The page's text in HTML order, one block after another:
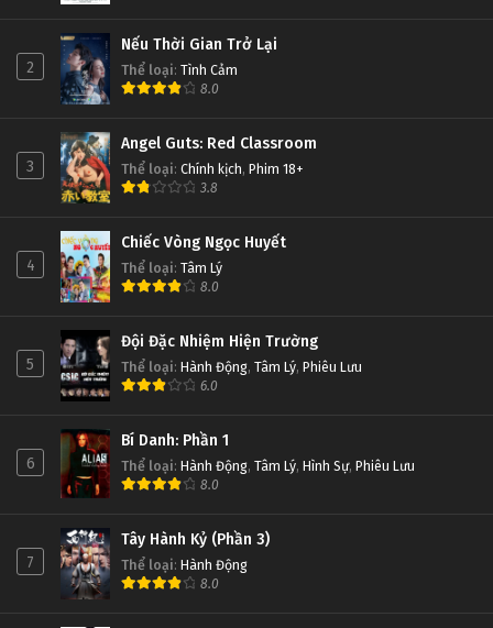
2
Nếu Thời Gian Trở Lại
Thể loại: Tình Cảm
8.0
3
Angel Guts: Red Classroom
Thể loại: Chính kịch, Phim 18+
3.8
4
Chiếc Vòng Ngọc Huyết
Thể loại: Tâm Lý
8.0
5
Đội Đặc Nhiệm Hiện Trường
Thể loại: Hành Động, Tâm Lý, Phiêu Lưu
6.0
6
Bí Danh: Phần 1
Thể loại: Hành Động, Tâm Lý, Hình Sự, Phiêu Lưu
8.0
7
Tây Hành Kỷ (Phần 3)
Thể loại: Hành Động
8.0